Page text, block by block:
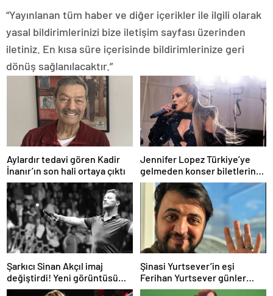
“Yayınlanan tüm haber ve diğer içerikler ile ilgili olarak
yasal bildirimlerinizi bize iletişim sayfası üzerinden
iletiniz. En kısa süre içerisinde bildirimlerinize geri
dönüş sağlanılacaktır.”
Aylardır tedavi gören Kadir
İnanır’ın son hali ortaya çıktı
Jennifer Lopez Türkiye’ye
gelmeden konser biletlerine
zam geldi
Şarkıcı Sinan Akçıl imaj
değiştirdi! Yeni görüntüsü
gündem oldu
Şinasi Yurtsever’in eşi
Ferihan Yurtsever günler
sonra paylaşım yaptı